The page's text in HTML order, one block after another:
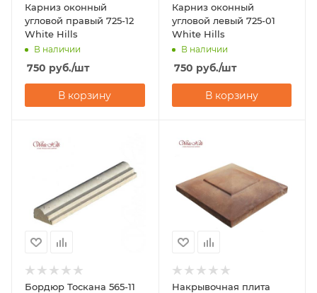
Карниз оконный
угловой правый 725-12
White Hills
В наличии
750 руб./шт
В корзину
Карниз оконный
угловой левый 725-01
White Hills
В наличии
750 руб./шт
В корзину
Бордюр Тоскана 565-11
Накрывочная плита